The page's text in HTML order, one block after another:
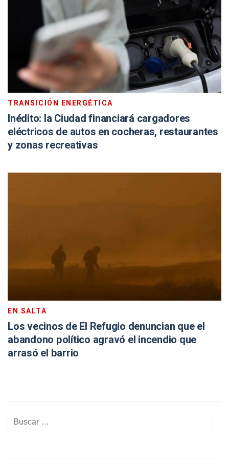
TRANSICIÓN ENERGÉTICA
Inédito: la Ciudad financiará cargadores
eléctricos de autos en cocheras, restaurantes
y zonas recreativas
EN SALTA
Los vecinos de El Refugio denuncian que el
abandono político agravó el incendio que
arrasó el barrio